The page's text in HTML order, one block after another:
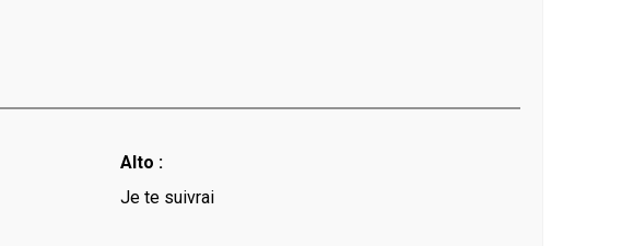
Alto :
Je te suivrai